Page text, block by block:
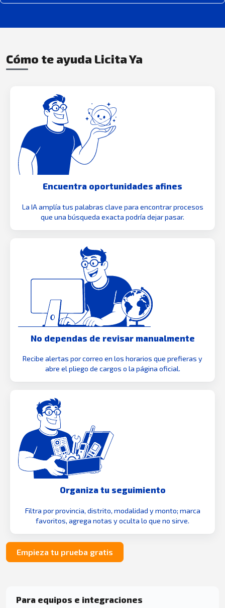
Cómo te ayuda Licita Ya
Encuentra oportunidades afines
La IA amplía tus palabras clave para encontrar procesos
que una búsqueda exacta podría dejar pasar.
No dependas de revisar manualmente
Recibe alertas por correo en los horarios que prefieras y
abre el pliego de cargos o la página oficial.
Organiza tu seguimiento
Filtra por provincia, distrito, modalidad y monto; marca
favoritos, agrega notas y oculta lo que no sirve.
Empieza tu prueba gratis
Para equipos e integraciones